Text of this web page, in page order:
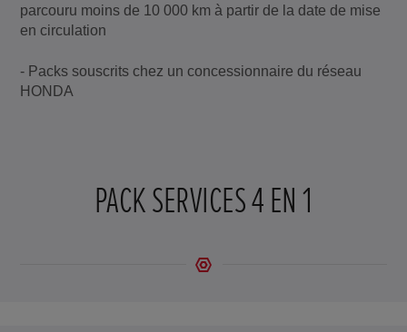
parcouru moins de 10 000 km à partir de la date de mise
en circulation
- Packs souscrits chez un concessionnaire du réseau
HONDA
PACK SERVICES 4 EN 1